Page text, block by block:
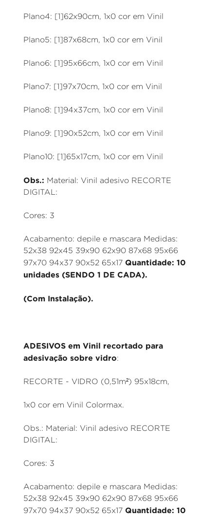
Plano4: [1]62x90cm, 1x0 cor em Vinil
Plano5: [1]87x68cm, 1x0 cor em Vinil
Plano6: [1]95x66cm, 1x0 cor em Vinil
Plano7: [1]97x70cm, 1x0 cor em Vinil
Plano8: [1]94x37cm, 1x0 cor em Vinil
Plano9: [1]90x52cm, 1x0 cor em Vinil
Plano10: [1]65x17cm, 1x0 cor em Vinil
Obs.: Material: Vinil adesivo RECORTE
DIGITAL:
Cores: 3
Acabamento: depile e mascara Medidas:
52x38 92x45 39x90 62x90 87x68 95x66
97x70 94x37 90x52 65x17 Quantidade: 10
unidades (SENDO 1 DE CADA).
(Com Instalação).
ADESIVOS em Vinil recortado para
adesivação sobre vidro:
RECORTE - VIDRO (0,51m²) 95x18cm,
1x0 cor em Vinil Colormax.
Obs.: Material: Vinil adesivo RECORTE
DIGITAL:
Cores: 3
Acabamento: depile e mascara Medidas:
52x38 92x45 39x90 62x90 87x68 95x66
97x70 94x37 90x52 65x17 Quantidade: 10